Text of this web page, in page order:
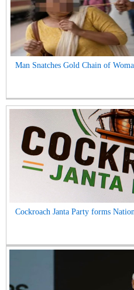
Man Snatches Gold Chain of
Cockroach Janta Party forms